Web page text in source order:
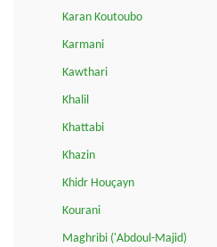
Karan Koutoubo
Karmani
Kawthari
Khalil
Khattabi
Khazin
Khidr Houçayn
Kourani
Maghribi ('Abdoul-Majid)